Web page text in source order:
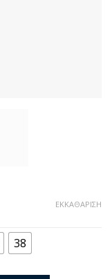
38
ΕΚΚΑΘΆΡΙΣΗ